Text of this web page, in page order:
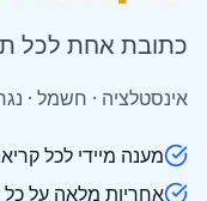
כתובת אחת לכל
אינסטלציה · חשמל ·
מענה מיידי לכל
אחריות מלאה על כל